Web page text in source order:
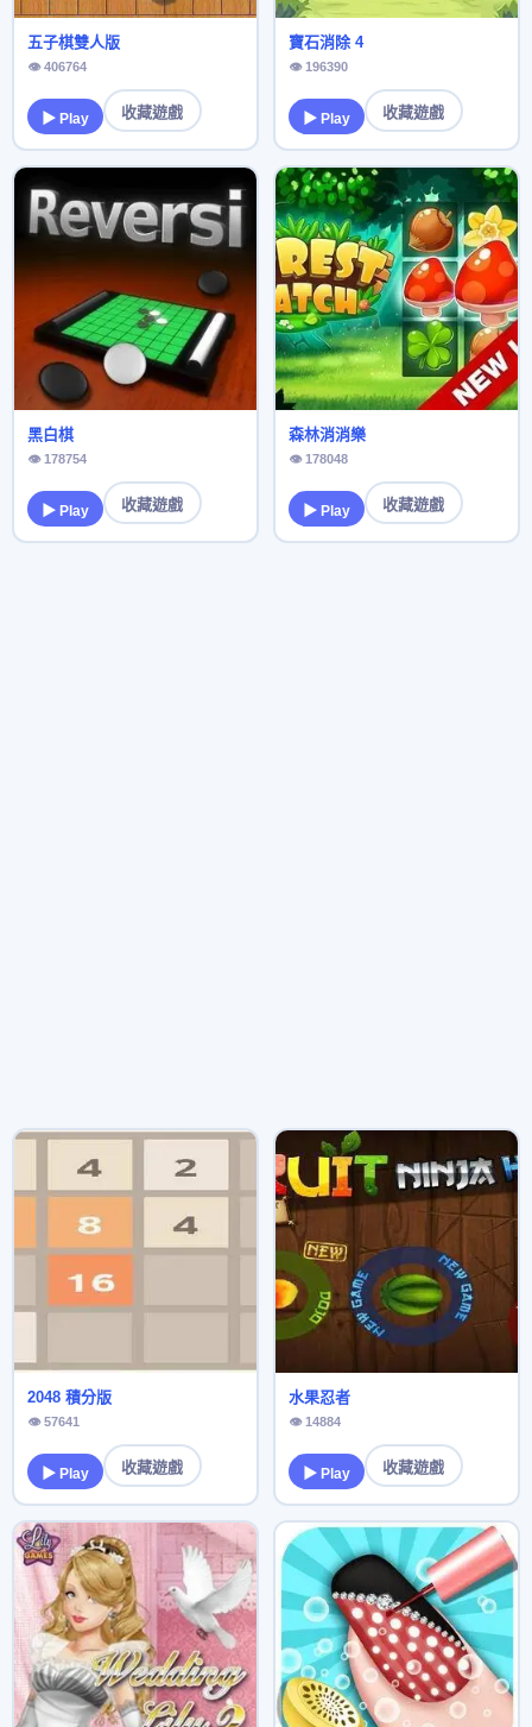
五子棋雙人版
👁 406764
▶ Play 收藏遊戲
寶石消除 4
👁 196390
▶ Play 收藏遊戲
黑白棋
👁 178754
▶ Play 收藏遊戲
森林消消樂
👁 178048
▶ Play 收藏遊戲
2048 積分版
👁 57641
▶ Play 收藏遊戲
水果忍者
👁 14884
▶ Play 收藏遊戲